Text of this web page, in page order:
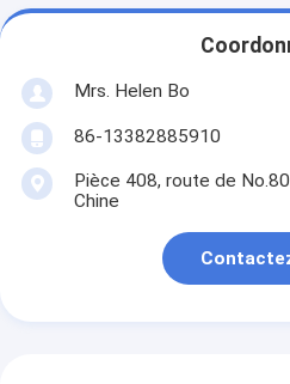
Mrs. Helen Bo
86-13382885910
Pièce 408, route de
Chine